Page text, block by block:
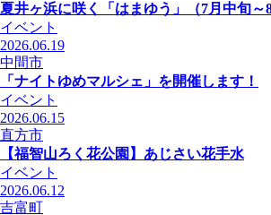
夏井ヶ浜に咲く「はまゆう」（7月中旬～
イベント
2026.06.19
中間市
「ナイトゆめマルシェ」を開催します！
イベント
2026.06.15
直方市
【福智山ろく花公園】あじさい花手水
イベント
2026.06.12
吉富町